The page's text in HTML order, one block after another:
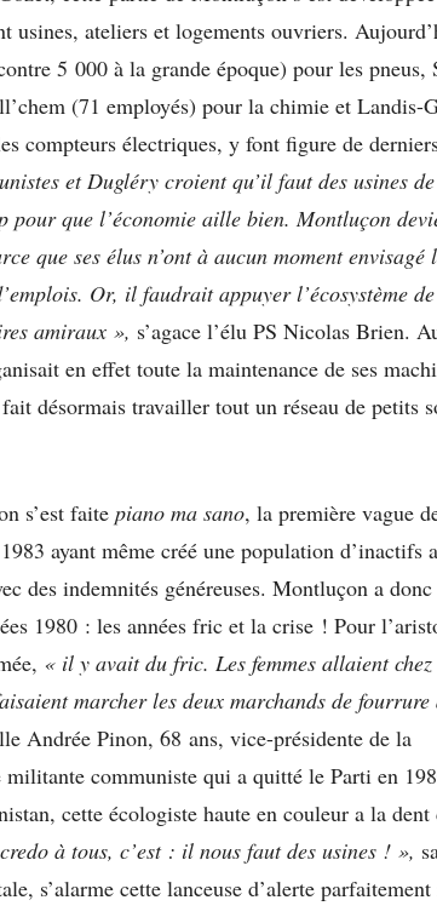
usines, ateliers et logements ouvriers.
5 000 à la grande époque) pour les pneus,
(71 employés) pour la chimie et Landis-
compteurs électriques, y font figure de
et Dugléry croient qu’il faut des usines
pour que l’économie aille bien. Montluçon
que ses élus n’ont à aucun moment envisagé
Or, il faudrait appuyer l’écosystème
amiraux », s’agace l’élu PS Nicolas Brien.
en effet toute la maintenance de ses
désormais travailler tout un réseau de petits
s’est faite piano ma sano, la première vague
ayant même créé une population d’inactifs
des indemnités généreuses. Montluçon a donc
1980 : les années fric et la crise ! Pour
« il y avait du fric. Les femmes allaient
marcher les deux marchands de fourrure
Andrée Pinon, 68 ans, vice-présidente de la
communiste qui a quitté le Parti en
cette écologiste haute en couleur a la dent
à tous, c’est : il nous faut des usines ! »,
s’alarme cette lanceuse d’alerte parfaitement